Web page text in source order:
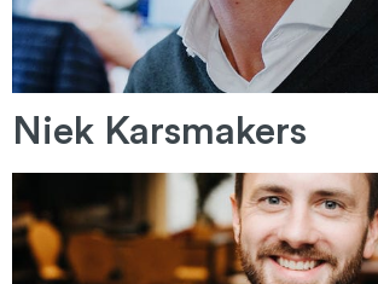
Niek Karsmakers